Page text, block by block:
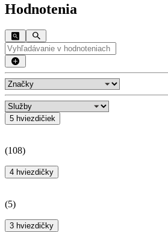
Hodnotenia
5 hviezdičiek
(108)
4 hviezdičky
(5)
3 hviezdičky